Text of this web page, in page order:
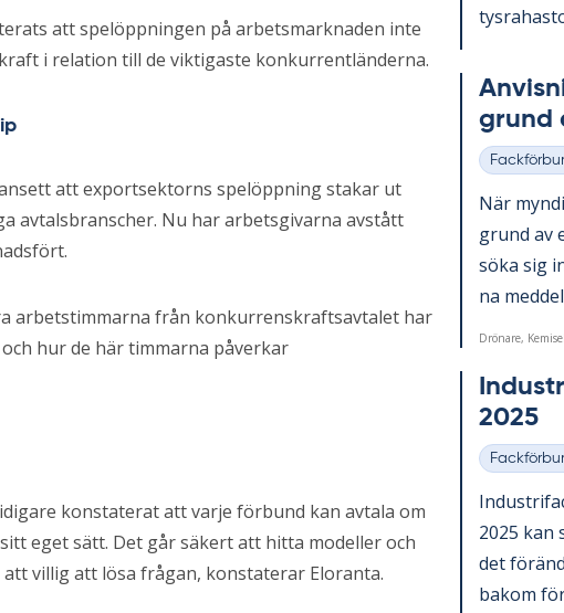
att spelöppningen på arbetsmarknaden inte
i relation till de viktigaste konkurrentländerna.
att exportsektorns spelöppning stakar ut
avtalsbranscher. Nu har arbetsgivarna avstått
arbetstimmarna från konkurrenskraftsavtalet har
hur de här timmarna påverkar
konstaterat att varje förbund kan avtala om
eget sätt. Det går säkert att hitta modeller och
villig att lösa frågan, konstaterar Eloranta.
grund
Kategorier
När
grund av
söka sig
na
Drönare,
2025
Kategorier
2025 kan
det
bakom